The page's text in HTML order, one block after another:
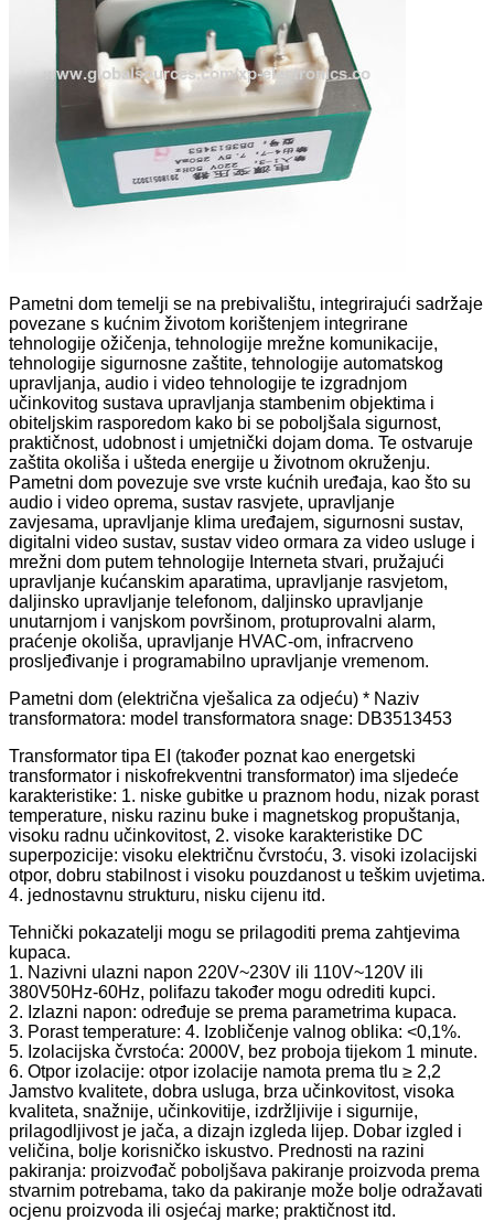
Pametni dom temelji se na prebivalištu, integrirajući sadržaje
povezane s kućnim životom korištenjem integrirane
tehnologije ožičenja, tehnologije mrežne komunikacije,
tehnologije sigurnosne zaštite, tehnologije automatskog
upravljanja, audio i video tehnologije te izgradnjom
učinkovitog sustava upravljanja stambenim objektima i
obiteljskim rasporedom kako bi se poboljšala sigurnost,
praktičnost, udobnost i umjetnički dojam doma. Te ostvaruje
zaštita okoliša i ušteda energije u životnom okruženju.
Pametni dom povezuje sve vrste kućnih uređaja, kao što su
audio i video oprema, sustav rasvjete, upravljanje
zavjesama, upravljanje klima uređajem, sigurnosni sustav,
digitalni video sustav, sustav video ormara za video usluge i
mrežni dom putem tehnologije Interneta stvari, pružajući
upravljanje kućanskim aparatima, upravljanje rasvjetom,
daljinsko upravljanje telefonom, daljinsko upravljanje
unutarnjom i vanjskom površinom, protuprovalni alarm,
praćenje okoliša, upravljanje HVAC-om, infracrveno
prosljeđivanje i programabilno upravljanje vremenom.
Pametni dom (električna vješalica za odjeću) * Naziv
transformatora: model transformatora snage: DB3513453
Transformator tipa EI (također poznat kao energetski
transformator i niskofrekventni transformator) ima sljedeće
karakteristike: 1. niske gubitke u praznom hodu, nizak porast
temperature, nisku razinu buke i magnetskog propuštanja,
visoku radnu učinkovitost, 2. visoke karakteristike DC
superpozicije: visoku električnu čvrstoću, 3. visoki izolacijski
otpor, dobru stabilnost i visoku pouzdanost u teškim uvjetima.
4. jednostavnu strukturu, nisku cijenu itd.
Tehnički pokazatelji mogu se prilagoditi prema zahtjevima
kupaca.
1. Nazivni ulazni napon 220V~230V ili 110V~120V ili
380V50Hz-60Hz, polifazu također mogu odrediti kupci.
2. Izlazni napon: određuje se prema parametrima kupaca.
3. Porast temperature: 4. Izobličenje valnog oblika: <0,1%.
5. Izolacijska čvrstoća: 2000V, bez proboja tijekom 1 minute.
6. Otpor izolacije: otpor izolacije namota prema tlu ≥ 2,2
Jamstvo kvalitete, dobra usluga, brza učinkovitost, visoka
kvaliteta, snažnije, učinkovitije, izdržljivije i sigurnije,
prilagodljivost je jača, a dizajn izgleda lijep. Dobar izgled i
veličina, bolje korisničko iskustvo. Prednosti na razini
pakiranja: proizvođač poboljšava pakiranje proizvoda prema
stvarnim potrebama, tako da pakiranje može bolje odražavati
ocjenu proizvoda ili osjećaj marke; praktičnost itd.